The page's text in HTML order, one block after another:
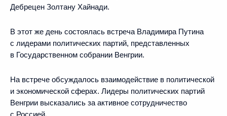
Дебрецен Золтану Хайнади.
В этот же день состоялась встреча Владимира Путина
с лидерами политических партий, представленных
в Государственном собрании Венгрии.
На встрече обсуждалось взаимодействие в политической
и экономической сферах. Лидеры политических партий
Венгрии высказались за активное сотрудничество
с Россией.